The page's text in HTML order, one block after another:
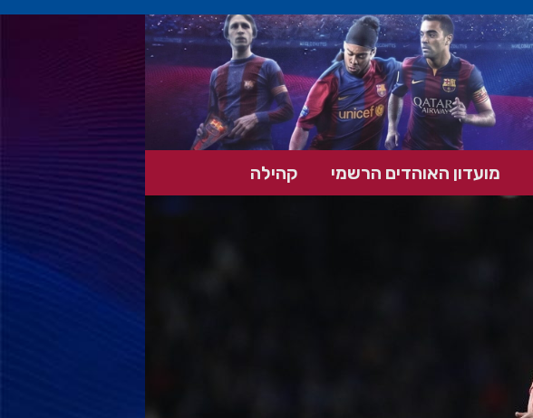
מועדון האוהדים הרשמי קהילה